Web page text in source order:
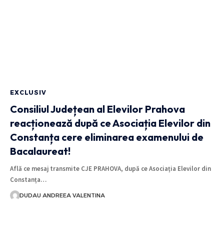
EXCLUSIV
Consiliul Județean al Elevilor Prahova
reacționează după ce Asociația Elevilor din
Constanța cere eliminarea examenului de
Bacalaureat!
Află ce mesaj transmite CJE PRAHOVA, după ce Asociația Elevilor din
Constanța…
DUDAU ANDREEA VALENTINA